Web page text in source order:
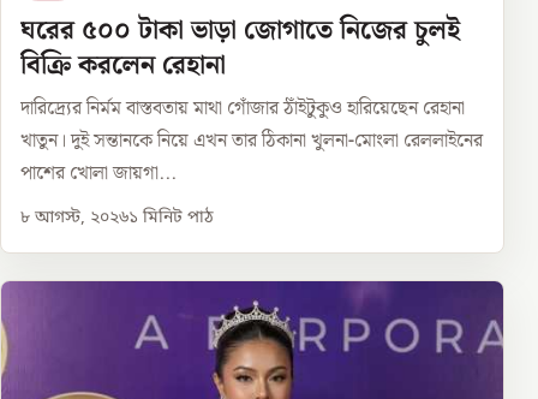
ঘরের ৫০০ টাকা ভাড়া জোগাতে নিজের চুলই
বিক্রি করলেন রেহানা
দারিদ্র্যের নির্মম বাস্তবতায় মাথা গোঁজার ঠাঁইটুকুও হারিয়েছেন রেহানা
খাতুন। দুই সন্তানকে নিয়ে এখন তার ঠিকানা খুলনা-মোংলা রেললাইনের
পাশের খোলা জায়গা...
৮ আগস্ট, ২০২৬১ মিনিট পাঠ